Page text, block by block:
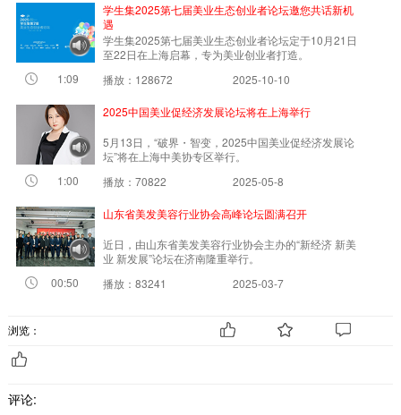
1:09
学生集2025第七届美业生态创业者论坛邀您共话新机
遇
学生集2025第七届美业生态创业者论坛定于10月21日
至22日在上海启幕，专为美业创业者打造。
播放：128672
2025-10-10
1:00
2025中国美业促经济发展论坛将在上海举行
5月13日，“破界・智变，2025中国美业促经济发展论
坛”将在上海中美协专区举行。
播放：70822
2025-05-8
00:50
山东省美发美容行业协会高峰论坛圆满召开
近日，由山东省美发美容行业协会主办的“新经济 新美
业 新发展”论坛在济南隆重举行。
播放：83241
2025-03-7
浏览：
评论: